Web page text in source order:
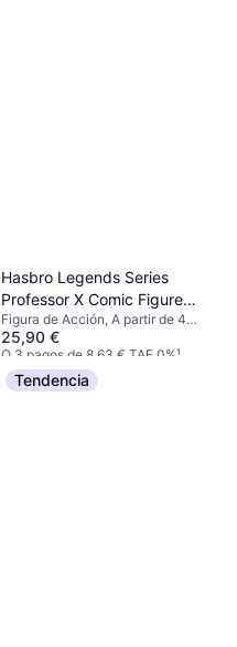
Hasbro Legends Series
Professor X Comic Figure
BM-240878
Figura de Acción, A partir de 4
años, 1 pcs
25,90 €
O 3 pagos de 8,63 € TAE 0%¹
4 tiendas
Tendencia